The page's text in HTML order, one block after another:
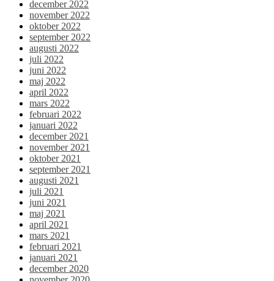
december 2022
november 2022
oktober 2022
september 2022
augusti 2022
juli 2022
juni 2022
maj 2022
april 2022
mars 2022
februari 2022
januari 2022
december 2021
november 2021
oktober 2021
september 2021
augusti 2021
juli 2021
juni 2021
maj 2021
april 2021
mars 2021
februari 2021
januari 2021
december 2020